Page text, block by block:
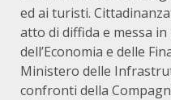
ed ai turisti.
atto di diffida e messa
dell’Economia e delle
Ministero delle
confronti della